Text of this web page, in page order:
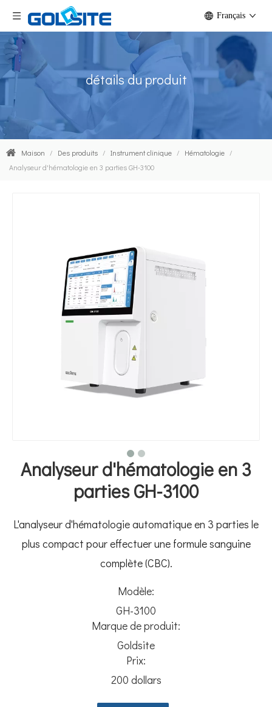
Français
détails du produit
Maison / Des produits / Instrument clinique / Hématologie /
Analyseur d'hématologie en 3 parties GH-3100
Analyseur d'hématologie en 3
parties GH-3100
L'analyseur d'hématologie automatique en 3 parties le
plus compact pour effectuer une formule sanguine
complète (CBC).
Modèle:
GH-3100
Marque de produit:
Goldsite
Prix:
200 dollars